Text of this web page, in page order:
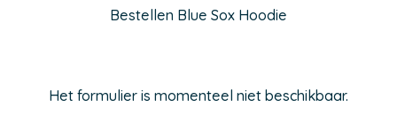
Bestellen Blue Sox Hoodie
Het formulier is momenteel niet beschikbaar.